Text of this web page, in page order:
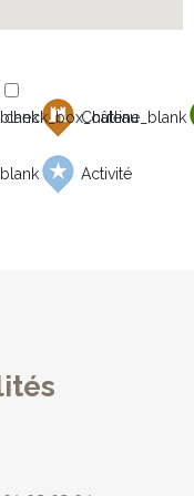
de part et d'autre du
en extérieur et de
tout au long de la
est parfaite pour les
son volet roulant
Château
Activité